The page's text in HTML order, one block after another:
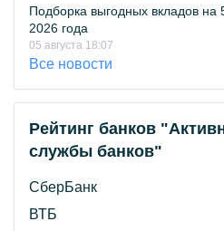
Подборка выгодных вкладов на
2026 года
05 августа 18:07
Все новости
Рейтинг банков
службы банков"
СберБанк
ВТБ